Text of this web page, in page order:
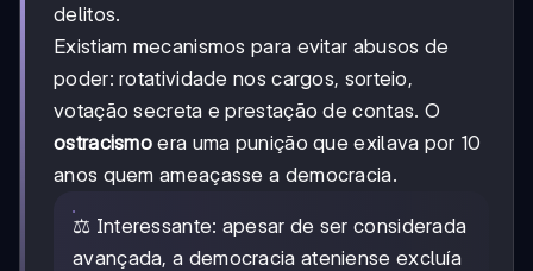
delitos.
Existiam mecanismos para evitar abusos de
poder: rotatividade nos cargos, sorteio,
votação secreta e prestação de contas. O
ostracismo era uma punição que exilava por 10
anos quem ameaçasse a democracia.
⚖️ Interessante: apesar de ser considerada
avançada, a democracia ateniense excluía